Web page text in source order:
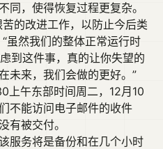
同，使得恢复过程更复杂。
的改进工作，以防止今后类
虽然我们的整体正常运行时
到这件事，真的让你失望的
未来，我们会做的更好。”
上午东部时间周二，12月10
不能访问电子邮件的收件
有被交付。
服务将是备份和在几个小时